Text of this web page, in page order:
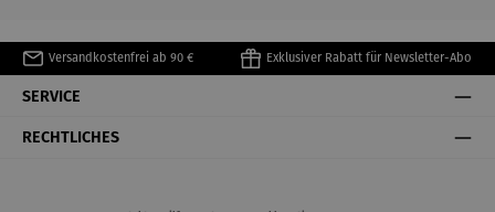
Versandkostenfrei ab 90 € Exklusiver Rabatt für Newsletter-Abo
SERVICE
RECHTLICHES